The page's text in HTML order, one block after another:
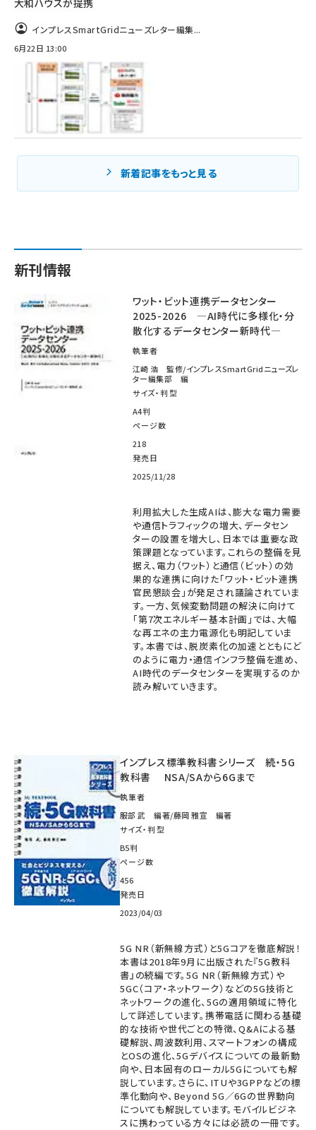
大和ハウスが提携
インプレスSmartGridニューズレター編集...
6月22日 13:00
新着記事をもっと見る
新刊情報
ワット・ビット連携データセンター
2025-2026 ―AI時代に多様化・分
散化するデータセンター新時代―
執筆者
江崎 浩 監修/インプレスSmartGridニューズレ
ター編集部 編
サイズ・判型
A4判
ページ数
218
発売日
2025/11/28
利用拡大した生成AIは、膨大な電力需要
や通信トラフィックの増大、データセン
ターの設置を増大し、日本では重要な政
策課題となっています。これらの整備を見
据え、電力（ワット）と通信（ビット）の効
果的な連携に向けた「ワット・ビット連携
官民懇談会」が発足され議論されていま
す。一方、気候変動問題の解決に向けて
「第7次エネルギー基本計画」では、大幅
な再エネの主力電源化も明記していま
す。本書では、脱炭素化の加速とともにど
のように電力・通信インフラ整備を進め、
AI時代のデータセンターを実現するのか
読み解いていきます。
インプレス標準教科書シリーズ 続・5G
教科書 NSA/SAから6Gまで
執筆者
服部 武 編著/藤岡 雅宣 編著
サイズ・判型
B5判
ページ数
456
発売日
2023/04/03
5G NR（新無線方式）と5Gコアを徹底解説！
本書は2018年9月に出版された『5G教科
書』の続編です。5G NR（新無線方式）や
5GC（コア・ネットワーク）などの5G技術と
ネットワークの進化、5Gの適用領域に特化
して詳述しています。携帯電話に関わる基礎
的な技術や世代ごとの特徴、Q&Aによる基
礎解説、周波数利用、スマートフォンの構成
とOSの進化、5Gデバイスについての最新動
向や、日本固有のローカル5Gについても解
説しています。さらに、ITUや3GPPなどの標
準化動向や、Beyond 5G／6Gの世界動向
についても解説しています。モバイルビジネ
スに携わっている方々には必読の一冊です。